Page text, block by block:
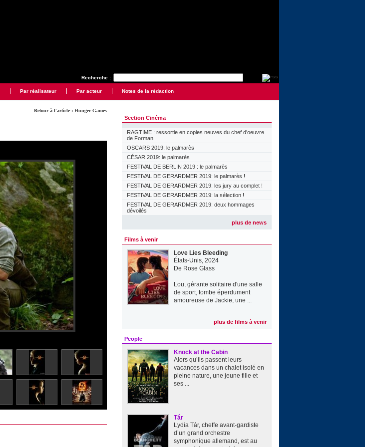
Recherche :
Par réalisateur Par acteur Notes de la rédaction
Retour à l'article : Hunger Games
Section Cinéma
RAGTIME : ressortie en copies neuves du chef d'oeuvre
de Forman
OSCARS 2019: le palmarès
CÉSAR 2019: le palmarès
FESTIVAL DE BERLIN 2019 : le palmarès
FESTIVAL DE GERARDMER 2019: le palmarès !
FESTIVAL DE GERARDMER 2019: les jury au complet !
FESTIVAL DE GERARDMER 2019: la sélection !
FESTIVAL DE GERARDMER 2019: deux hommages
dévoilés
plus de news
Films à venir
Love Lies Bleeding
États-Unis, 2024
De Rose Glass
Lou, gérante solitaire d'une salle
de sport, tombe éperdument
amoureuse de Jackie, une ...
plus de films à venir
People
Knock at the Cabin
Alors qu’ils passent leurs
vacances dans un chalet isolé en
pleine nature, une jeune fille et
ses ...
Tár
Lydia Tár, cheffe avant-gardiste
d’un grand orchestre
symphonique allemand, est au